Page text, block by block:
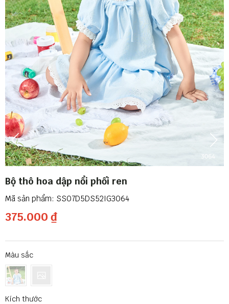
Bộ thô hoa dập nổi phối ren
375.000 ₫
Màu sắc
Kích thước
SS07D5DS52IG3064